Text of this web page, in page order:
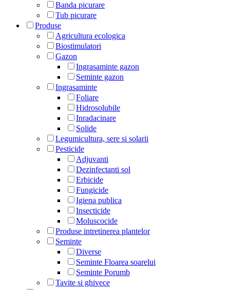
Banda picurare
Tub picurare
Produse
Agricultura ecologica
Biostimulatori
Gazon
Ingrasaminte gazon
Seminte gazon
Ingrasaminte
Foliare
Hidrosolubile
Inradacinare
Solide
Legumicultura, sere si solarii
Pesticide
Adjuvanti
Dezinfectanti sol
Erbicide
Fungicide
Igiena publica
Insecticide
Moluscocide
Produse intretinerea plantelor
Seminte
Diverse
Seminte Floarea soarelui
Seminte Porumb
Tavite si ghivece